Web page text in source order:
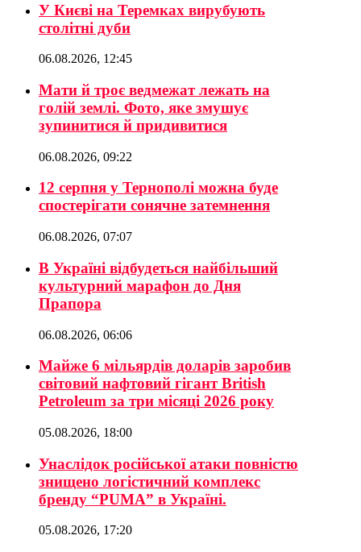
У Києві на Теремках вирубують
столітні дуби
06.08.2026, 12:45
Мати й троє ведмежат лежать на
голій землі. Фото, яке змушує
зупинитися й придивитися
06.08.2026, 09:22
12 серпня у Тернополі можна буде
спостерігати сонячне затемнення
06.08.2026, 07:07
В Україні відбудеться найбільший
культурний марафон до Дня
Прапора
06.08.2026, 06:06
Майже 6 мільярдів доларів заробив
світовий нафтовий гігант British
Petroleum за три місяці 2026 року
05.08.2026, 18:00
Унаслідок російської атаки повністю
знищено логістичний комплекс
бренду “PUMA” в Україні.
05.08.2026, 17:20